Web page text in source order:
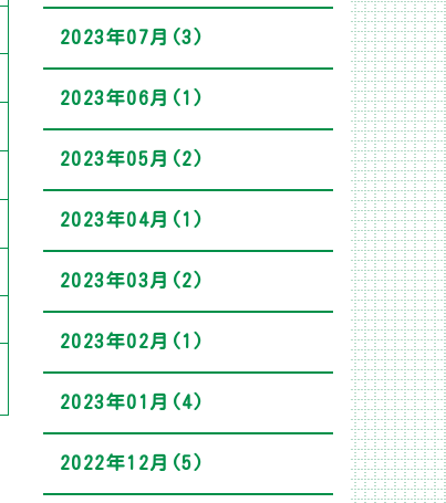
2023年07月(3)
2023年06月(1)
2023年05月(2)
2023年04月(1)
2023年03月(2)
2023年02月(1)
2023年01月(4)
2022年12月(5)